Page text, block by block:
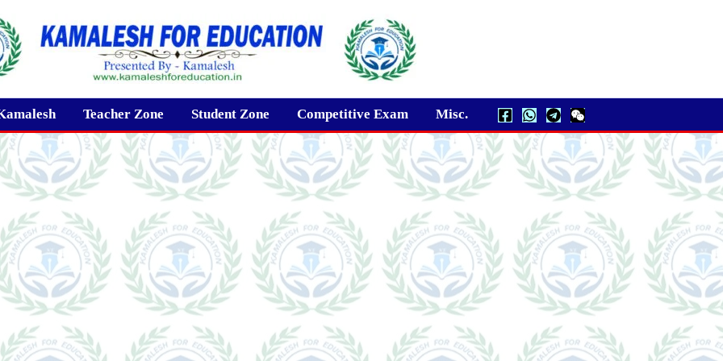
Teacher Zone Student Zone Competitive Exam Misc.